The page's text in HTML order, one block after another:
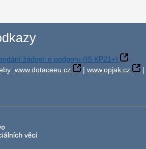
žádosti o podporu (IS KP21+)
www.dotaceeu.cz | www.opjak.cz |